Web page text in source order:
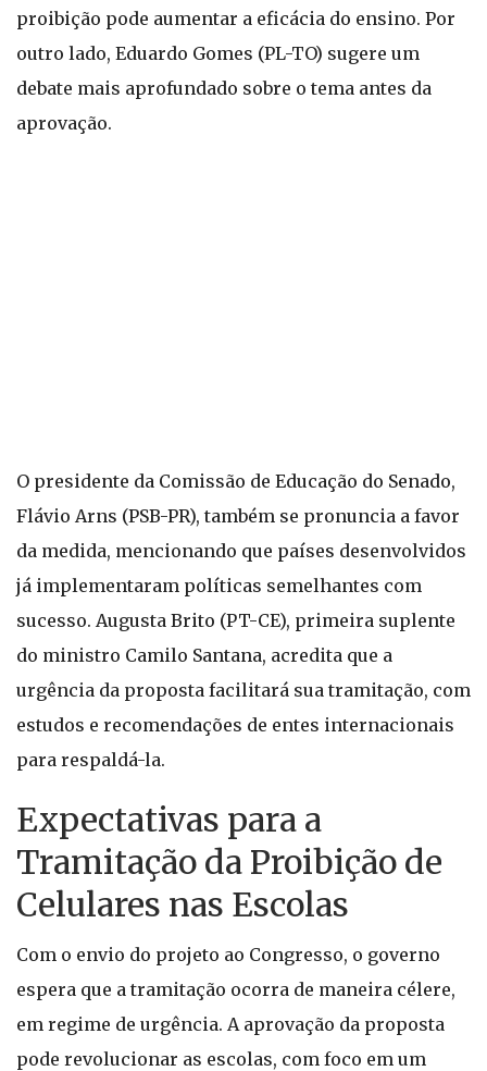
proibição pode aumentar a eficácia do ensino. Por
outro lado, Eduardo Gomes (PL-TO) sugere um
debate mais aprofundado sobre o tema antes da
aprovação.
O presidente da Comissão de Educação do Senado,
Flávio Arns (PSB-PR), também se pronuncia a favor
da medida, mencionando que países desenvolvidos
já implementaram políticas semelhantes com
sucesso. Augusta Brito (PT-CE), primeira suplente
do ministro Camilo Santana, acredita que a
urgência da proposta facilitará sua tramitação, com
estudos e recomendações de entes internacionais
para respaldá-la.
Expectativas para a
Tramitação da Proibição de
Celulares nas Escolas
Com o envio do projeto ao Congresso, o governo
espera que a tramitação ocorra de maneira célere,
em regime de urgência. A aprovação da proposta
pode revolucionar as escolas, com foco em um